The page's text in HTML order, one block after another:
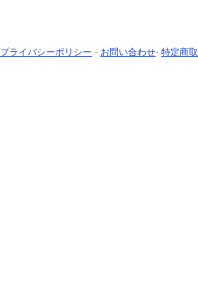
プライバシーポリシー - お問い合わせ- 特定商